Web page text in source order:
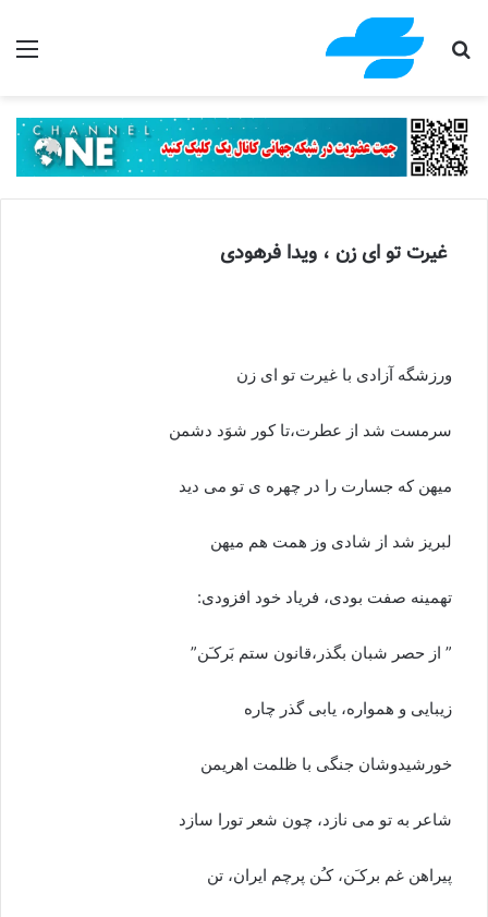
جستجو برای
غیرت تو ای زن ، ویدا فرهودی
ورزشگه آزادی با غیرت تو ای زن
سرمست شد از عطرت،تا کور شوَد دشمن
میهن که جسارت را در چهره ی تو می دید
لبریز شد از شادی وز همت هم میهن
تهمینه صفت بودی، فریاد خود افزودی:
” از حصر شبان بگذر،قانون ستم بَرکـَن”
زیبایی و همواره، یابی گذر چاره
خورشیدوشان جنگی با ظلمت اهریمن
شاعر به تو می نازد، چون شعر تورا سازد
پیراهن غم برکـَن، کـُن پرچم ایران، تن